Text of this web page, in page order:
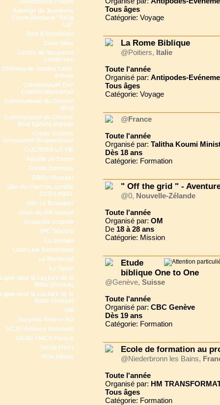
Association l'Oasis
Auberge de Jeunesse
Crans-Montana "Bella
Lui"
Bed & Breakfast
Casa Siloe
Centre de Vacances
Landersen
Château de Joudes Saint-
Amour
Communauté Don
Camillo-Montmirail
Communauté du Chemin
Neuf
Communauté du Chemin
Neuf Ephata Voyage
Credo Schloss
Unspunnen Gruppenhaus
CULTIVER LA VIE
Famille Je t'aime
Forum Emmaüs
GBEU (Suisse)
Gîte du Charron, certifié
ECO-LABEL
Gite Le Brusquet
Grain de Blé Suisse
Jeunesse ardente
JPC Séjours
La Grange
Latin Link Switzerland
Le Rimlishof
Le Tabor
Ligue pour la Lecture de la
Bible (France)
Ligue pour la Lecture de la
Bible (Suisse)
OM
Surprise Reisen AG
UCJG Alliance nationale
UCJG-YMCA France
Val de l'Hort
VCH Hôtels
Tous âges
Catégorie: Voyage
La Rome Biblique
@Poitiers, Italie
Toute l'année
Organisé par: Antipodes-
Tous âges
Catégorie: Voyage
@France
Toute l'année
Organisé par: Talitha Koumi
Dès 18 ans
Catégorie: Formation
" Off the grid " -
@0, Nouvelle-Zélande
Toute l'année
Organisé par: OM
De 18 à 28 ans
Catégorie: Mission
Etude
biblique One to One
@Genève, Suisse
Toute l'année
Organisé par: CBC Genève
Dès 19 ans
Catégorie: Formation
Ecole de formation au
@Niederbronn les Bains,
Toute l'année
Organisé par: HM
Tous âges
Catégorie: Formation